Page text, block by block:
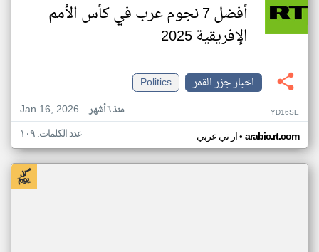
أفضل 7 نجوم عرب في كأس الأمم
الإفريقية 2025
اخبار جزر القمر
Politics
Jan 16, 2026
منذ ٦ أشهر YD16SE
ار تي عربي• arabic.rt.com عدد الكلمات: ١٠٩